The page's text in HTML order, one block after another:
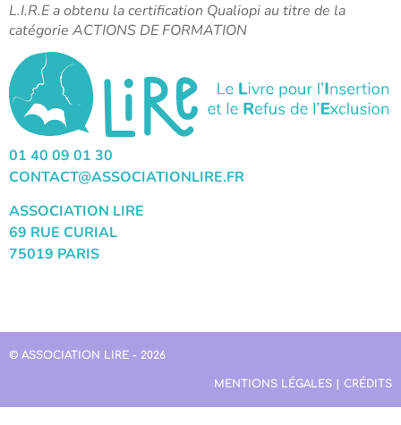
L.I.R.E a obtenu la certification Qualiopi au titre de la
catégorie ACTIONS DE FORMATION
01 40 09 01 30
CONTACT@ASSOCIATIONLIRE.FR
ASSOCIATION LIRE
69 RUE CURIAL
75019 PARIS
© ASSOCIATION LIRE - 2026
MENTIONS LÉGALES | CRÉDITS